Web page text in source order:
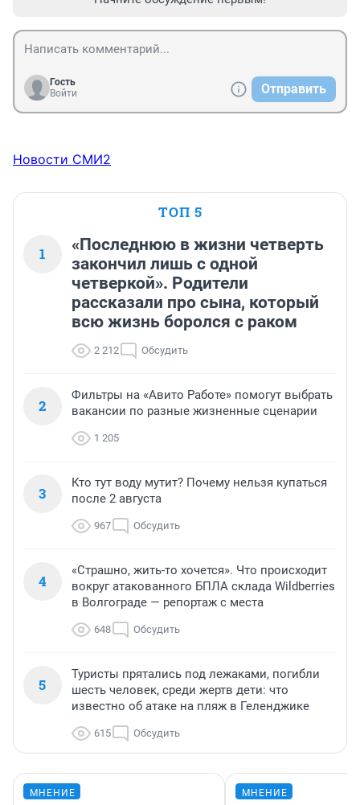
Гость
Войти
Отправить
Новости СМИ2
ТОП 5
1
«Последнюю в жизни четверть
закончил лишь с одной
четверкой». Родители
рассказали про сына, который
всю жизнь боролся с раком
2 212 Обсудить
2
Фильтры на «Авито Работе» помогут выбрать
вакансии по разные жизненные сценарии
1 205
3
Кто тут воду мутит? Почему нельзя купаться
после 2 августа
967 Обсудить
4
«Страшно, жить-то хочется». Что происходит
вокруг атакованного БПЛА склада Wildberries
в Волгограде — репортаж с места
648 Обсудить
5
Туристы прятались под лежаками, погибли
шесть человек, среди жертв дети: что
известно об атаке на пляж в Геленджике
615 Обсудить
МНЕНИЕ МНЕНИЕ